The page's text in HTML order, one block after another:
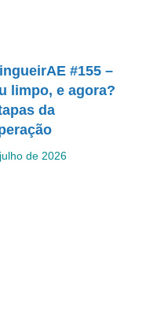
#155 –
limpo, e agora?
da
de 2026